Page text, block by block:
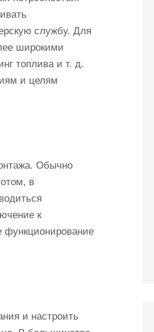
службу. Для
широкими
топлива и т. д.
и целям
Обычно
в
к
функционирование
и настроить